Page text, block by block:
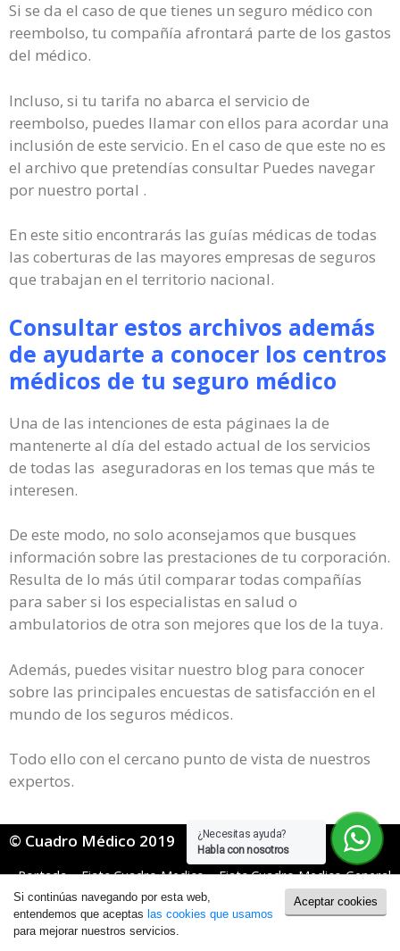
¿Necesitas ayuda?
Habla con nosotros
Si se da el caso de que tienes un seguro médico con
reembolso, tu compañía afrontará parte de los gastos
del médico.
Incluso, si tu tarifa no abarca el servicio de
reembolso, puedes llamar con ellos para acordar una
inclusión de este servicio. En el caso de que este no es
el archivo que pretendías consultar Puedes navegar
por nuestro portal .
En este sitio encontrarás las guías médicas de todas
las coberturas de las mayores empresas de seguros
que trabajan en el territorio nacional.
Consultar estos archivos además
de ayudarte a conocer los centros
médicos de tu seguro médico
Una de las intenciones de esta páginaes la de
mantenerte al día del estado actual de los servicios
de todas las aseguradoras en los temas que más te
interesen.
De este modo, no solo aconsejamos que busques
información sobre las prestaciones de tu corporación.
Resulta de lo más útil comparar todas compañías
para saber si los especialistas en salud o
ambulatorios de otra son mejores que los de la tuya.
Además, puedes visitar nuestro blog para conocer
sobre las principales encuestas de satisfacción en el
mundo de los seguros médicos.
Todo ello con el cercano punto de vista de nuestros
expertos.
© Cuadro Médico 2019
Portada»Fiatc Cuadro Medico»Fiatc Cuadro Medico General
»Fiatc Cuadro Medico Navarra
Política de Cookies|Política de Privacidad
Aceptar cookies
Si continúas navegando por esta web,
entendemos que aceptas las cookies que usamos
para mejorar nuestros servicios.